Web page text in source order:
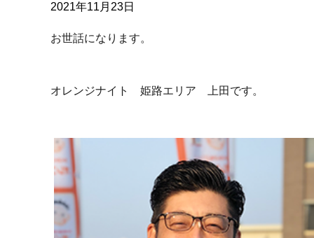
2021年11月23日
お世話になります。
オレンジナイト 姫路エリア 上田です。